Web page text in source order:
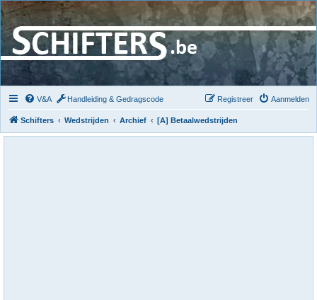
V&A Handleiding & Gedragscode Aanmelden
Registreer
Schifters Wedstrijden Archief [A] Betaalwedstrijden